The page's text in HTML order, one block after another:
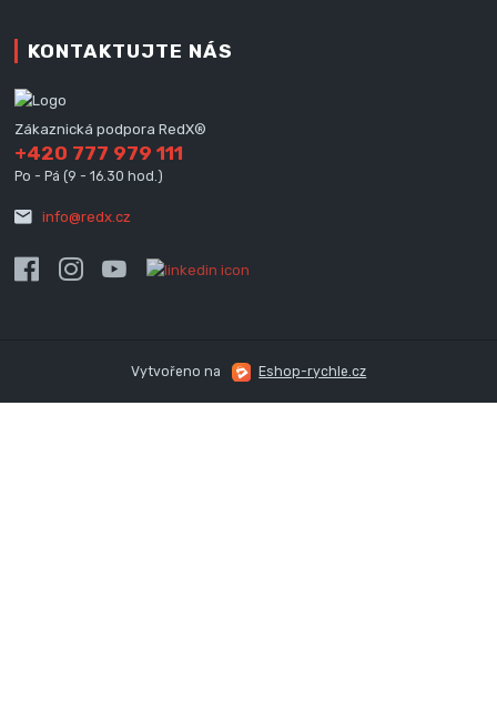
KONTAKTUJTE NÁS
Zákaznická podpora RedX®
+420 777 979 111
Po - Pá (9 - 16.30 hod.)
info@redx.cz
Vytvořeno na Eshop-rychle.cz